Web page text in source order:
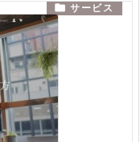
 サービス